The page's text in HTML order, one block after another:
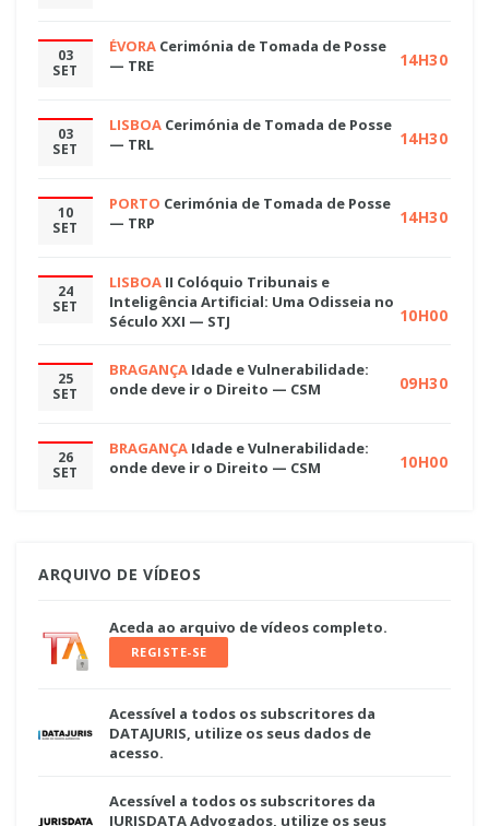
03
SET
ÉVORA Cerimónia de Tomada de Posse
— TRE
14H30
03
SET
LISBOA Cerimónia de Tomada de Posse
— TRL
14H30
10
SET
PORTO Cerimónia de Tomada de Posse
— TRP
14H30
24
SET
LISBOA II Colóquio Tribunais e
Inteligência Artificial: Uma Odisseia no
Século XXI — STJ
10H00
25
SET
BRAGANÇA Idade e Vulnerabilidade:
onde deve ir o Direito — CSM
09H30
26
SET
BRAGANÇA Idade e Vulnerabilidade:
onde deve ir o Direito — CSM
10H00
ARQUIVO DE VÍDEOS
Aceda ao arquivo de vídeos completo.
REGISTE-SE
Acessível a todos os subscritores da
DATAJURIS, utilize os seus dados de
acesso.
Acessível a todos os subscritores da
JURISDATA Advogados, utilize os seus